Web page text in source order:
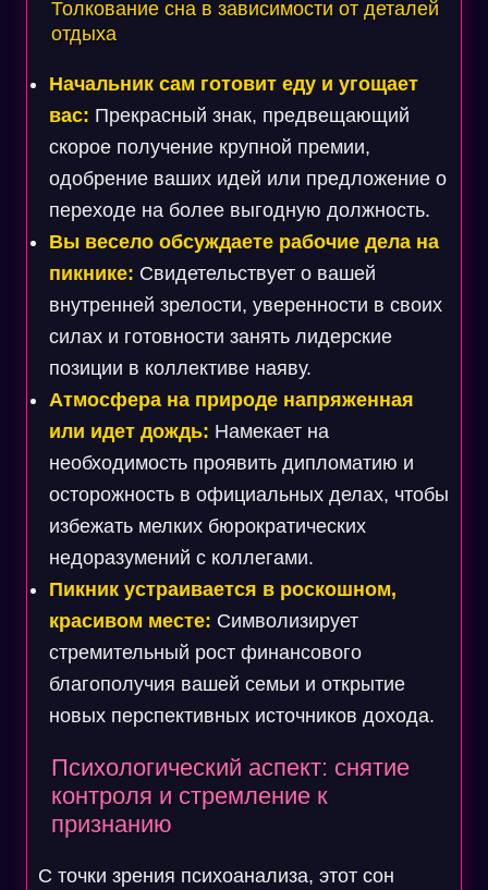
Толкование сна в зависимости от деталей
отдыха
Начальник сам готовит еду и угощает
вас: Прекрасный знак, предвещающий
скорое получение крупной премии,
одобрение ваших идей или предложение о
переходе на более выгодную должность.
Вы весело обсуждаете рабочие дела на
пикнике: Свидетельствует о вашей
внутренней зрелости, уверенности в своих
силах и готовности занять лидерские
позиции в коллективе наяву.
Атмосфера на природе напряженная
или идет дождь: Намекает на
необходимость проявить дипломатию и
осторожность в официальных делах, чтобы
избежать мелких бюрократических
недоразумений с коллегами.
Пикник устраивается в роскошном,
красивом месте: Символизирует
стремительный рост финансового
благополучия вашей семьи и открытие
новых перспективных источников дохода.
Психологический аспект: снятие
контроля и стремление к
признанию
С точки зрения психоанализа, этот сон